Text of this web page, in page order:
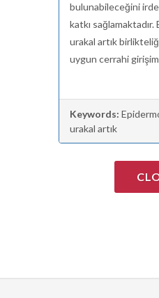
bulunabileceğini
katkı
urakal artık
uygun cerrahi girişim
Keywords:
urakal artık